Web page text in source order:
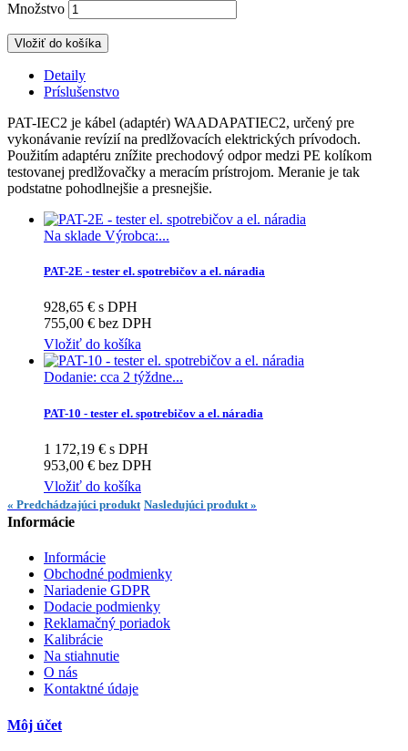
Množstvo
Vložiť do košíka
Detaily
Príslušenstvo
PAT-IEC2 je kábel (adaptér) WAADAPATIEC2, určený pre
vykonávanie revízií na predlžovacích elektrických prívodoch.
Použitím adaptéru znížite prechodový odpor medzi PE kolíkom
testovanej predlžovačky a meracím prístrojom. Meranie je tak
podstatne pohodlnejšie a presnejšie.
Na sklade Výrobca:...
PAT-2E - tester el. spotrebičov a el. náradia
928,65 € s DPH
755,00 € bez DPH
Vložiť do košíka
Dodanie: cca 2 týždne...
PAT-10 - tester el. spotrebičov a el. náradia
1 172,19 € s DPH
953,00 € bez DPH
Vložiť do košíka
« Predchádzajúci produkt Nasledujúci produkt »
Informácie
Informácie
Obchodné podmienky
Nariadenie GDPR
Dodacie podmienky
Reklamačný poriadok
Kalibrácie
Na stiahnutie
O nás
Kontaktné údaje
Môj účet